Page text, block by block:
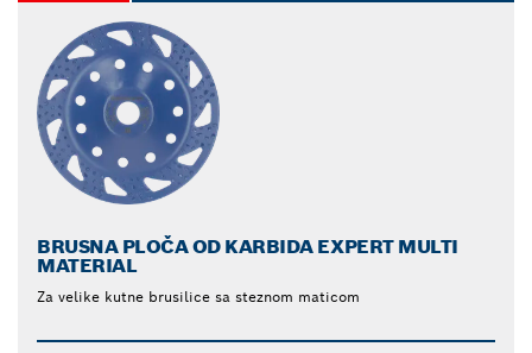
BRUSNA PLOČA OD KARBIDA EXPERT MULTI
MATERIAL
Za velike kutne brusilice sa steznom maticom